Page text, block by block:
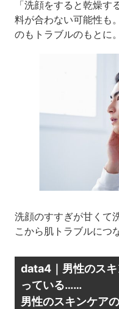
「洗顔をすると乾燥
料が合わない可能性も
のもトラブルのもとに。
洗顔のすすぎが甘くて
こから肌トラブルにつ
data4｜男性のス
っている……
男性のスキンケア